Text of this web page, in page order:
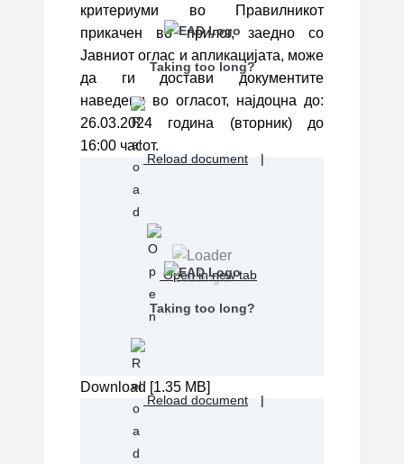
критериуми во Правилникот
прикачен во прилог, заедно со
Јавниот оглас и апликацијата, може
да ги достави документите
наведени во огласот, најдоцна до:
26.03.2024 година (вторник) до
16:00 часот.
Loading...
Taking too long?
Reload document |
Open in new tab
Download [1.35 MB]
Taking too long?
Reload document |